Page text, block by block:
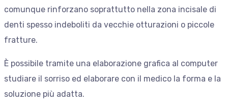
comunque rinforzano soprattutto nella zona incisale di
denti spesso indeboliti da vecchie otturazioni o piccole
fratture.
È possibile tramite una elaborazione grafica al computer
studiare il sorriso ed elaborare con il medico la forma e la
soluzione più adatta.